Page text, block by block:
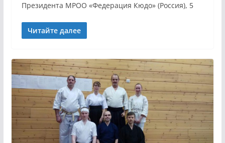
Президента МРОО «Федерация Кюдо» (Россия), 5
Читайте далее